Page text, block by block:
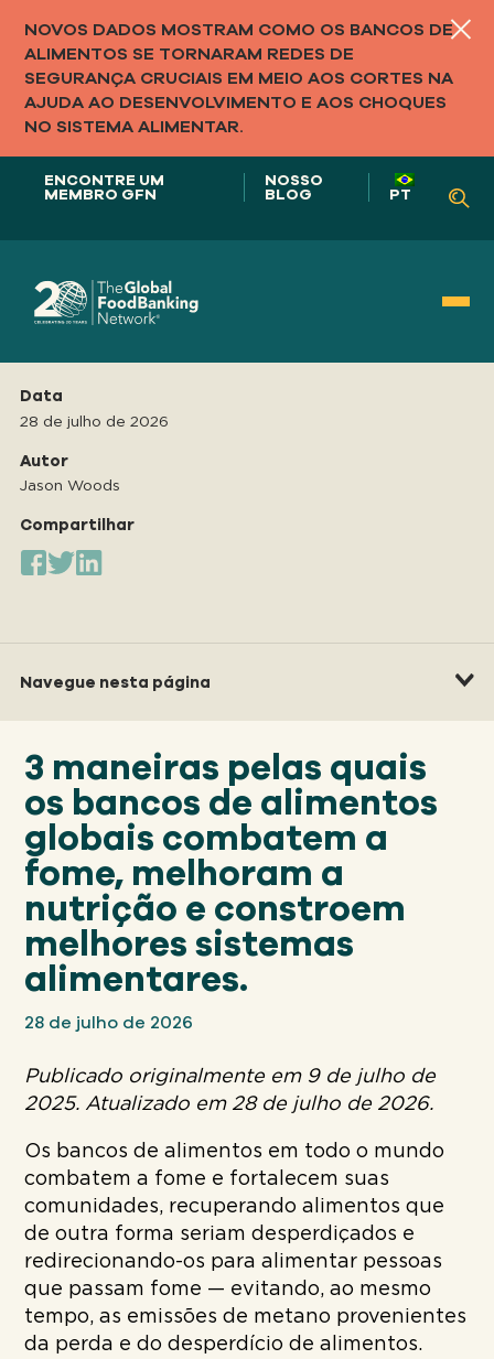
NOVOS DADOS MOSTRAM COMO OS BANCOS DE
ALIMENTOS SE TORNARAM REDES DE
SEGURANÇA CRUCIAIS EM MEIO AOS CORTES NA
AJUDA AO DESENVOLVIMENTO E AOS CHOQUES
NO SISTEMA ALIMENTAR.
ENCONTRE UM
MEMBRO GFN
NOSSO
BLOG PT
Nosso papel em
SISTEMAS ALIMENTARES
Nosso
ABORDAGEM
Apoiar
NOSSA MISSÃO
DOAR
Navegue nesta página
Data
28 de julho de 2026
Autor
Jason Woods
Compartilhar
3 maneiras pelas quais
os bancos de alimentos
globais combatem a
fome, melhoram a
nutrição e constroem
melhores sistemas
alimentares.
28 de julho de 2026
Publicado originalmente em 9 de julho de
2025. Atualizado em 28 de julho de 2026.
Os bancos de alimentos em todo o mundo
combatem a fome e fortalecem suas
comunidades, recuperando alimentos que
de outra forma seriam desperdiçados e
redirecionando-os para alimentar pessoas
que passam fome — evitando, ao mesmo
tempo, as emissões de metano provenientes
da perda e do desperdício de alimentos.